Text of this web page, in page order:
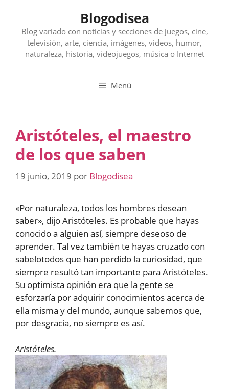
contenido
Blogodisea
Blog variado con noticias y secciones de juegos, cine,
televisión, arte, ciencia, imágenes, videos, humor,
naturaleza, historia, videojuegos, música o Internet
Menú
Aristóteles, el maestro
de los que saben
19 junio, 2019 por Blogodisea
«Por naturaleza, todos los hombres desean
saber», dijo Aristóteles. Es probable que hayas
conocido a alguien así, siempre deseoso de
aprender. Tal vez también te hayas cruzado con
sabelotodos que han perdido la curiosidad, que
siempre resultó tan importante para Aristóteles.
Su optimista opinión era que la gente se
esforzaría por adquirir conocimientos acerca de
ella misma y del mundo, aunque sabemos que,
por desgracia, no siempre es así.
Aristóteles.